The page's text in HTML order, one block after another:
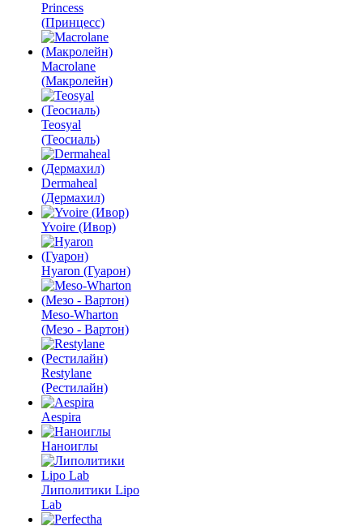
Princess
(Принцесс)
Macrolane
(Макролейн)
Teosyal
(Теосиаль)
Dermaheal
(Дермахил)
Yvoire (Ивор)
Hyaron (Гуарон)
Meso-Wharton
(Мезо - Вартон)
Restylane
(Рестилайн)
Aespira
Наноиглы
Липолитики Lipo
Lab